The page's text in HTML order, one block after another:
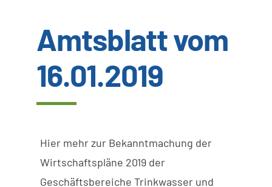
Wissenswertes
Kundenservice
SUCHE
Amtsblatt vom
16.01.2019
Hier mehr zur Bekanntmachung der
Wirtschaftspläne 2019 der
Geschäftsbereiche Trinkwasser und